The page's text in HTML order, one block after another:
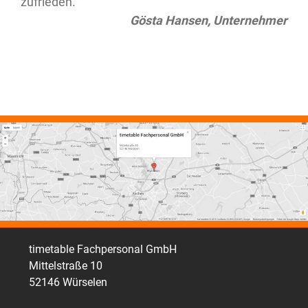
Gösta Hansen, Unternehmer
Gösta Hansen, Unternehmer
timetable Fachpersonal GmbH
Mittelstraße 10
52146 Würselen